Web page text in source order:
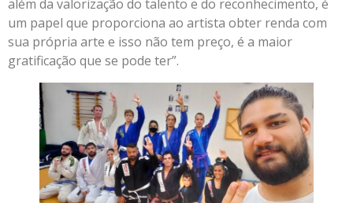
além da valorização do talento e do reconhecimento, é
um papel que proporciona ao artista obter renda com
sua própria arte e isso não tem preço, é a maior
gratificação que se pode ter”.